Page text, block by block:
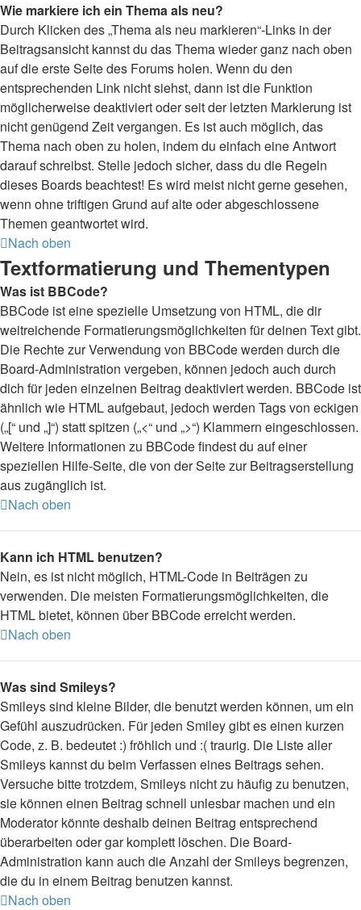
Wie markiere ich ein Thema als neu?
Durch Klicken des „Thema als neu markieren“-Links in der
Beitragsansicht kannst du das Thema wieder ganz nach oben
auf die erste Seite des Forums holen. Wenn du den
entsprechenden Link nicht siehst, dann ist die Funktion
möglicherweise deaktiviert oder seit der letzten Markierung ist
nicht genügend Zeit vergangen. Es ist auch möglich, das
Thema nach oben zu holen, indem du einfach eine Antwort
darauf schreibst. Stelle jedoch sicher, dass du die Regeln
dieses Boards beachtest! Es wird meist nicht gerne gesehen,
wenn ohne triftigen Grund auf alte oder abgeschlossene
Themen geantwortet wird.
Nach oben
Textformatierung und Thementypen
Was ist BBCode?
BBCode ist eine spezielle Umsetzung von HTML, die dir
weitreichende Formatierungsmöglichkeiten für deinen Text gibt.
Die Rechte zur Verwendung von BBCode werden durch die
Board-Administration vergeben, können jedoch auch durch
dich für jeden einzelnen Beitrag deaktiviert werden. BBCode ist
ähnlich wie HTML aufgebaut, jedoch werden Tags von eckigen
(„[“ und „]“) statt spitzen („<“ und „>“) Klammern eingeschlossen.
Weitere Informationen zu BBCode findest du auf einer
speziellen Hilfe-Seite, die von der Seite zur Beitragserstellung
aus zugänglich ist.
Nach oben
Kann ich HTML benutzen?
Nein, es ist nicht möglich, HTML-Code in Beiträgen zu
verwenden. Die meisten Formatierungsmöglichkeiten, die
HTML bietet, können über BBCode erreicht werden.
Nach oben
Was sind Smileys?
Smileys sind kleine Bilder, die benutzt werden können, um ein
Gefühl auszudrücken. Für jeden Smiley gibt es einen kurzen
Code, z. B. bedeutet :) fröhlich und :( traurig. Die Liste aller
Smileys kannst du beim Verfassen eines Beitrags sehen.
Versuche bitte trotzdem, Smileys nicht zu häufig zu benutzen,
sie können einen Beitrag schnell unlesbar machen und ein
Moderator könnte deshalb deinen Beitrag entsprechend
überarbeiten oder gar komplett löschen. Die Board-
Administration kann auch die Anzahl der Smileys begrenzen,
die du in einem Beitrag benutzen kannst.
Nach oben